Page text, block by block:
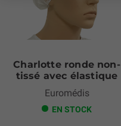
Charlotte ronde non-
tissé avec élastique
Euromédis
EN STOCK